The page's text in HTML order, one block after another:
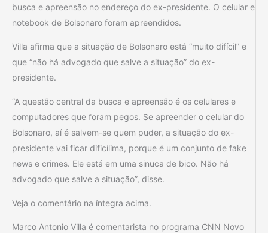
busca e apreensão no endereço do ex-presidente. O celular e
notebook de Bolsonaro foram apreendidos.
Villa afirma que a situação de Bolsonaro está “muito difícil” e
que “não há advogado que salve a situação” do ex-
presidente.
“A questão central da busca e apreensão é os celulares e
computadores que foram pegos. Se apreender o celular do
Bolsonaro, aí é salvem-se quem puder, a situação do ex-
presidente vai ficar dificílima, porque é um conjunto de fake
news e crimes. Ele está em uma sinuca de bico. Não há
advogado que salve a situação”, disse.
Veja o comentário na íntegra acima.
Marco Antonio Villa é comentarista no programa CNN Novo